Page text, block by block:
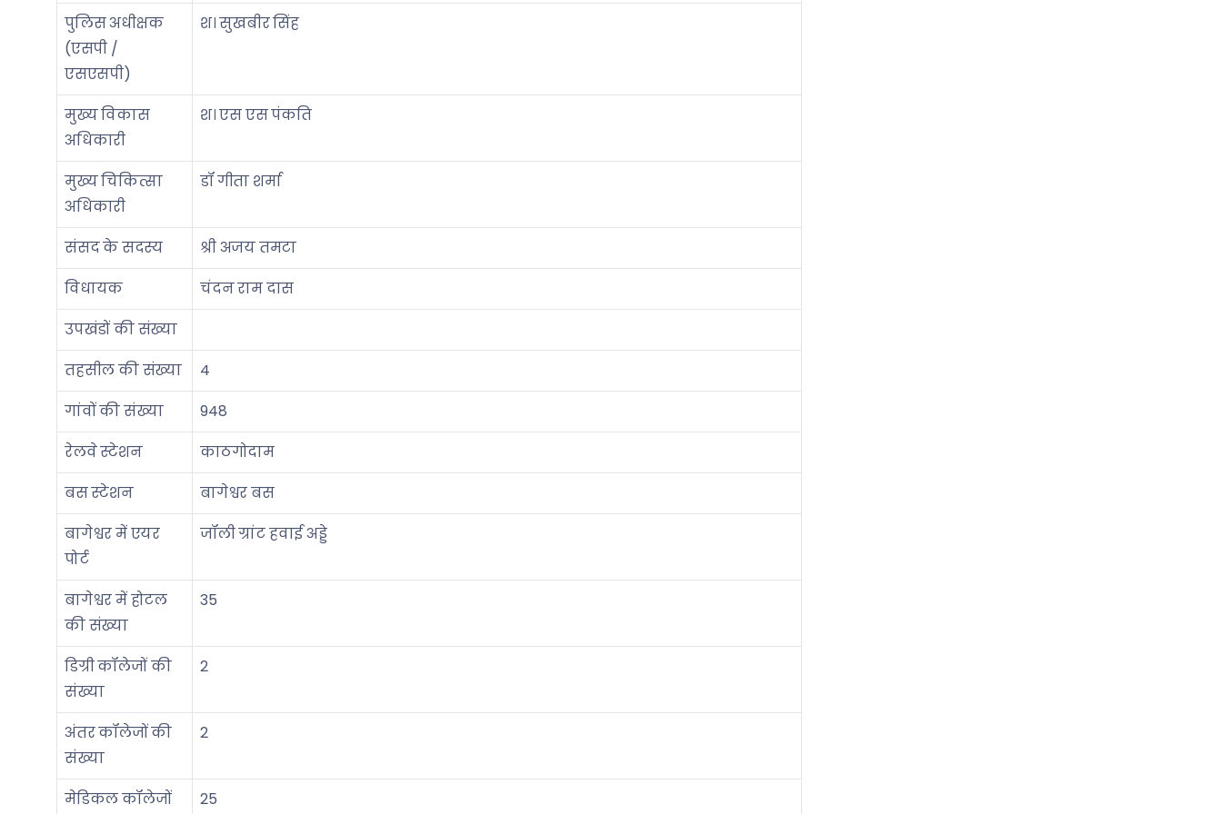
पुलिस अधीक्षक
(एसपी /
एसएसपी)
श। सुखबीर सिंह
मुख्य विकास
अधिकारी
श। एस एस पंकति
मुख्य चिकित्सा
अधिकारी
डॉ गीता शर्मा
संसद के सदस्य
श्री अजय तमटा
विधायक
चंदन राम दास
उपखंडों की संख्या
तहसील की संख्या
4
गांवों की संख्या
948
रेलवे स्टेशन
काठगोदाम
बस स्टेशन
बागेश्वर बस
बागेश्वर में एयर
पोर्ट
जॉली ग्रांट हवाई अड्डे
बागेश्वर में होटल
की संख्या
35
डिग्री कॉलेजों की
संख्या
2
अंतर कॉलेजों की
संख्या
2
मेडिकल कॉलेजों 25